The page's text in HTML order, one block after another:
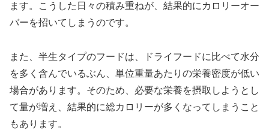
ます。こうした日々の積み重ねが、結果的にカロリーオー
バーを招いてしまうのです。
また、半生タイプのフードは、ドライフードに比べて水分
を多く含んでいるぶん、単位重量あたりの栄養密度が低い
場合があります。そのため、必要な栄養を摂取しようとし
て量が増え、結果的に総カロリーが多くなってしまうこと
もあります。